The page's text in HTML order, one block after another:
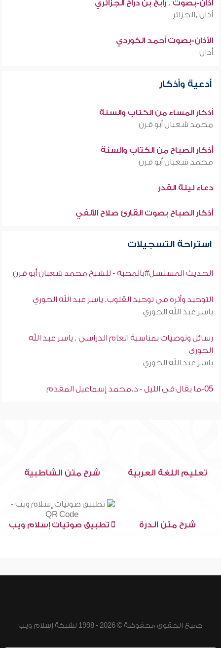
أذان-بصوت . رابح بن دراح الجزائري
أذان ,الجزائر
الأذان-بصوت أحمد الكوردي
أذان
أدعية وأذكار
أذكار المساء من الكتاب والسنة
محمد شعبان أبو قرن
أذكار الصباح من الكتاب والسنة
محمد شعبان أبو قرن
دعاء ليلة القدر
أذكار الصباح بصوت القارئ صلاح الألفي
استراحة التسجيلات
الحديث المسلسل#بالمحبة - للشيخ محمد شعبان أبو قرن
التوحيد وأثره في توحيد القلوب. ياسر عبد الله الحوري
ياسر عبد الله الحوري
رسائل وتوصيات بمناسبة العام الدراسي . ياسر عبد الله
الحوري
ياسر عبد الله الحوري
05-ما يقال فى الليل - د.محمد إسماعيل المقدم
تعليم اللغة العربية شرح متن الشاطبية
شرح متن الدرة تطبيق صوتيات إسلام ويب
جميع الحقوق محفوظة © 2026 - 1998 لشبكة إسلام ويب